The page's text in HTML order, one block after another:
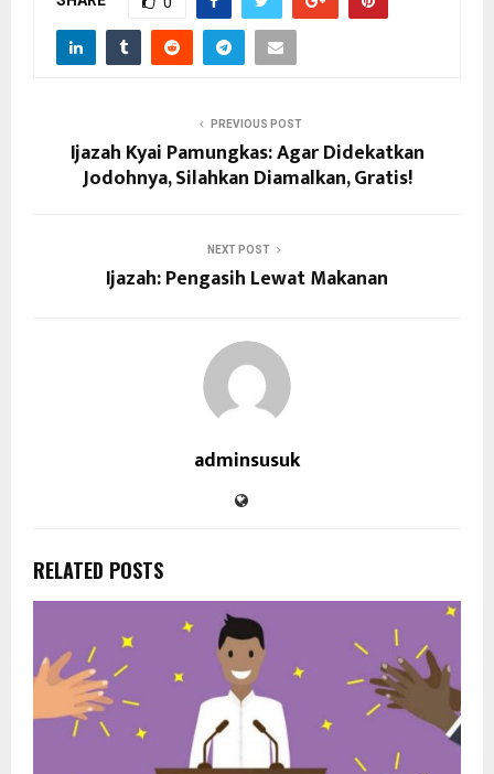
PREVIOUS POST
Ijazah Kyai Pamungkas: Agar Didekatkan
Jodohnya, Silahkan Diamalkan, Gratis!
NEXT POST
Ijazah: Pengasih Lewat Makanan
adminsusuk
RELATED POSTS